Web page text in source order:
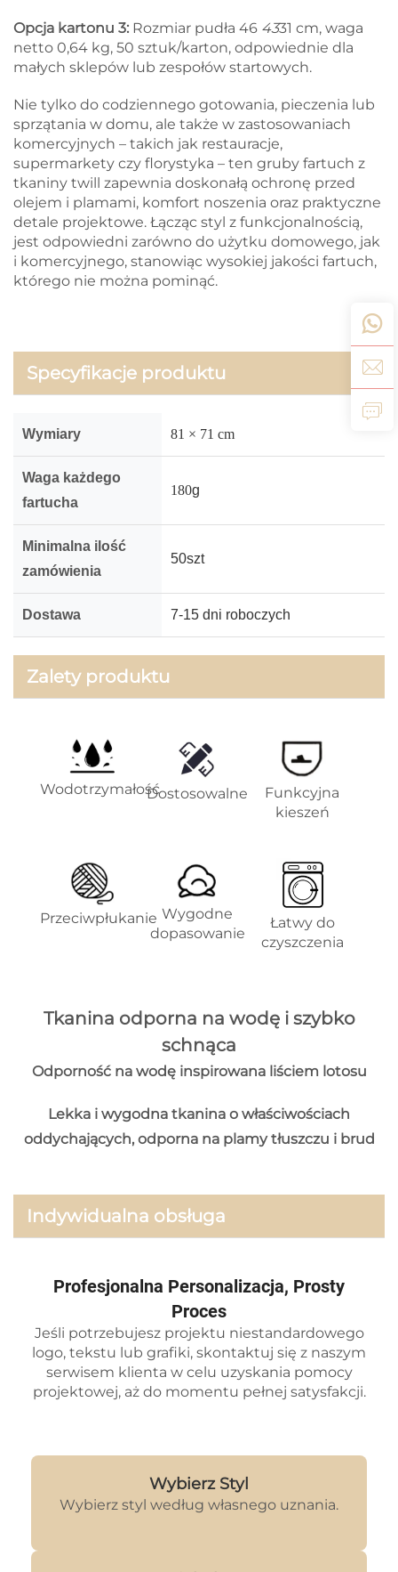
Opcja kartonu 3: Rozmiar pudła 46 4331 cm, waga
netto 0,64 kg, 50 sztuk/karton, odpowiednie dla
małych sklepów lub zespołów startowych.
Nie tylko do codziennego gotowania, pieczenia lub
sprzątania w domu, ale także w zastosowaniach
komercyjnych – takich jak restauracje,
supermarkety czy florystyka – ten gruby fartuch z
tkaniny twill zapewnia doskonałą ochronę przed
olejem i plamami, komfort noszenia oraz praktyczne
detale projektowe. Łącząc styl z funkcjonalnością,
jest odpowiedni zarówno do użytku domowego, jak
i komercyjnego, stanowiąc wysokiej jakości fartuch,
którego nie można pominąć.
Specyfikacje produktu
Wymiary 81 × 71 cm
Waga każdego
fartucha
180g
Minimalna ilość
zamówienia
50szt
Dostawa 7-15 dni roboczych
Zalety produktu
WodotrzymałośćDostosowalne
Funkcyjna
kieszeń
Przeciwpłukanie Wygodne
dopasowanie
Łatwy do
czyszczenia
Tkanina odporna na wodę i szybko
schnąca
Odporność na wodę inspirowana liściem lotosu
Lekka i wygodna tkanina o właściwościach
oddychających, odporna na plamy tłuszczu i brud
Indywidualna obsługa
Profesjonalna Personalizacja, Prosty
Proces
Jeśli potrzebujesz projektu niestandardowego
logo, tekstu lub grafiki, skontaktuj się z naszym
serwisem klienta w celu uzyskania pomocy
projektowej, aż do momentu pełnej satysfakcji.
Wybierz Styl
Wybierz styl według własnego uznania.